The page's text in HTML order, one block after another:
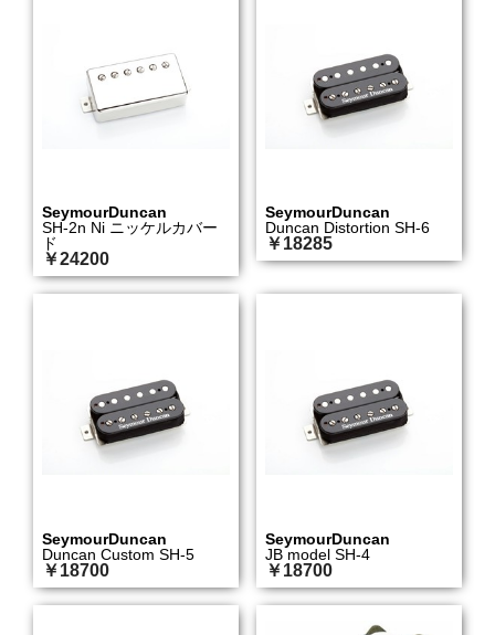
SeymourDuncan
SH-2n Ni ニッケルカバー
ド
￥24200
SeymourDuncan
Duncan Distortion SH-6
￥18285
SeymourDuncan
Duncan Custom SH-5
￥18700
SeymourDuncan
JB model SH-4
￥18700